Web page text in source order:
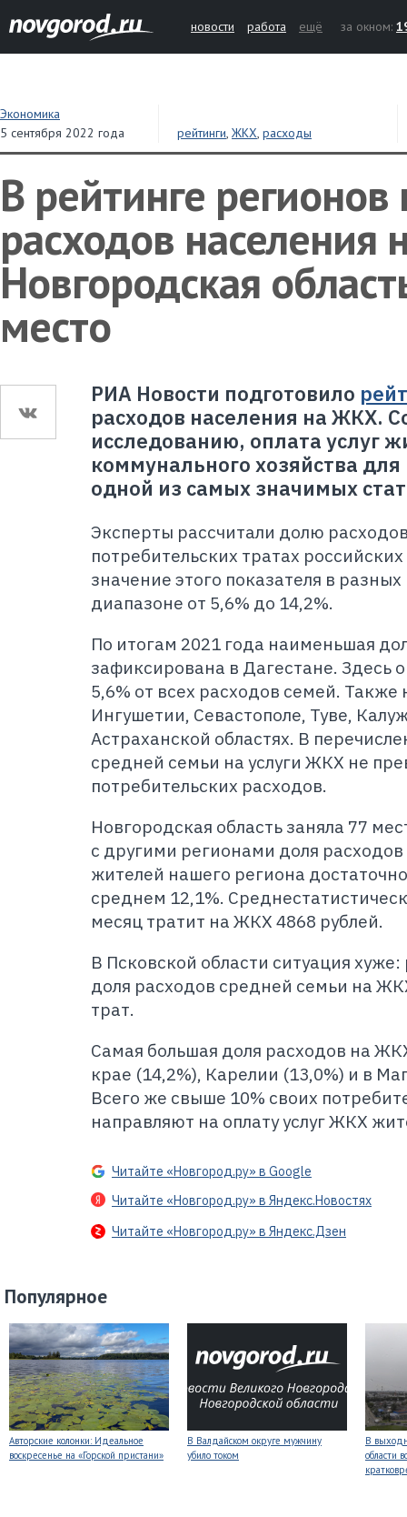
новости работа ещё за окном:
Экономика
5 сентября 2022 года
рейтинги, ЖКХ, расходы
В рейтинге
расходов
Новгородская
место
РИА Новости подготовило
расходов населения на ЖКХ.
исследованию, оплата услуг
коммунального хозяйства для
одной из самых значимых
Эксперты рассчитали долю
потребительских тратах
значение этого показателя в
диапазоне от 5,6% до 14,2%.
По итогам 2021 года наименьшая
зафиксирована в Дагестане. Здесь
5,6% от всех расходов семей. Также
Ингушетии, Севастополе, Туве,
Астраханской областях. В
средней семьи на услуги ЖКХ не
потребительских расходов.
Новгородская область заняла 77
с другими регионами доля
жителей нашего региона
среднем 12,1%.
месяц тратит на ЖКХ 4868 рублей.
В Псковской области ситуация
доля расходов средней семьи на
трат.
Самая большая доля расходов на
крае (14,2%), Карелии (13,0%) и в
Всего же свыше 10% своих
направляют на оплату услуг ЖКХ
Читайте «Новгород.ру» в Google
Читайте «Новгород.ру» в Яндекс.Новостях
Читайте «Новгород.ру» в Яндекс.Дзен
Популярное
Авторские колонки: Идеальное
воскресенье на «Горской пристани»
В Валдайском округе мужчину
убило током
В
области